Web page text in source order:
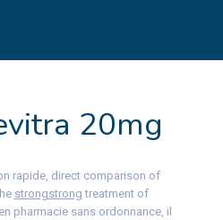
20mg
rapide, direct comparison of
strongstrong treatment of
pharmacie sans ordonnance, il